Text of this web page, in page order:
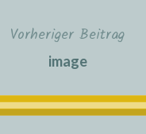
Vorheriger Beitrag
image